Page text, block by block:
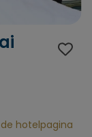
hotelpagina